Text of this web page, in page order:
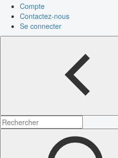
Compte
Contactez-nous
Se connecter